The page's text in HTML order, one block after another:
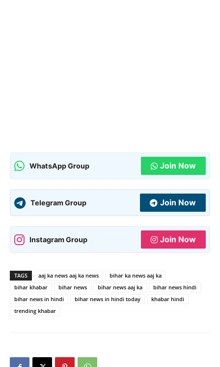
WhatsApp Group Join Now
Telegram Group Join Now
Instagram Group Join Now
TAGS aaj ka news aaj ka news
bihar ka news aaj ka
bihar khabar
bihar news bihar news aaj ka
bihar news hindi
bihar news in hindi
bihar news in hindi today
khabar hindi
trending khabar